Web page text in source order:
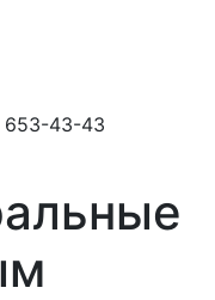
653-43-43